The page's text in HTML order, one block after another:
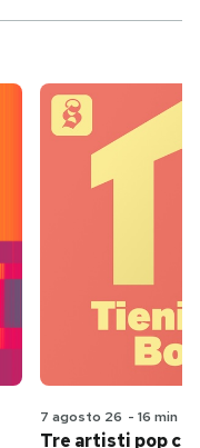
7 agosto 26 - 16 min
Tre artisti pop